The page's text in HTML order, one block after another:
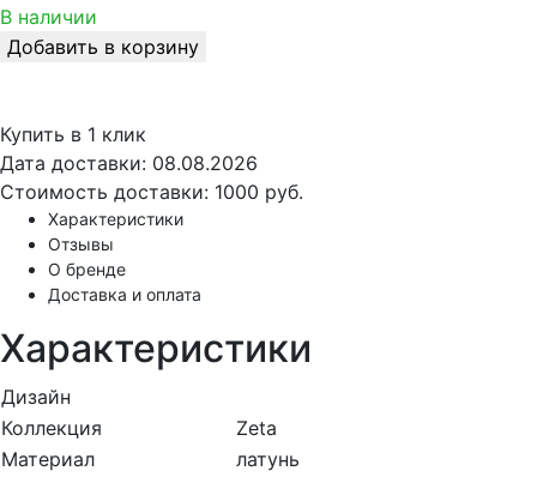
В наличии
Добавить в корзину
Купить в 1 клик
Дата доставки: 08.08.2026
Стоимость доставки: 1000 руб.
Характеристики
Отзывы
О бренде
Доставка и оплата
Характеристики
Дизайн
Коллекция
Zeta
Материал
латунь